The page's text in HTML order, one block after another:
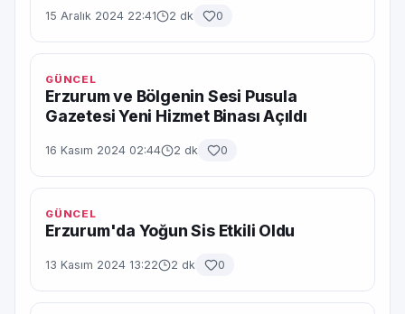
15 Aralık 2024 22:41 2 dk 0
GÜNCEL
Erzurum ve Bölgenin Sesi Pusula
Gazetesi Yeni Hizmet Binası Açıldı
16 Kasım 2024 02:44 2 dk 0
GÜNCEL
Erzurum'da Yoğun Sis Etkili Oldu
13 Kasım 2024 13:22 2 dk 0